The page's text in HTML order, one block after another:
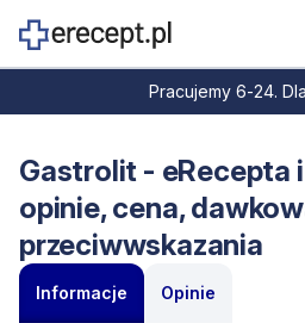
Pracujemy 6-24.
Gastrolit - eRecepta
opinie, cena,
przeciwwskazania
Informacje Opinie